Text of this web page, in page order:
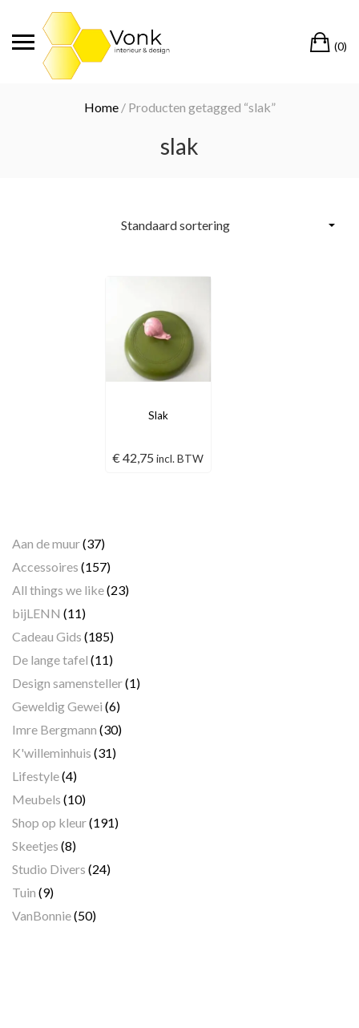
(0)
Home/ Producten getagged “slak”
slak
Slak
€42,75 incl. BTW
Aan de muur(37)
Accessoires (157)
All things we like(23)
bijLENN (11)
Cadeau Gids (185)
De lange tafel (11)
Design samensteller(1)
Geweldig Gewei (6)
Imre Bergmann (30)
K'willeminhuis (31)
Lifestyle(4)
Meubels (10)
Shop op kleur(191)
Skeetjes (8)
Studio Divers (24)
Tuin (9)
VanBonnie(50)